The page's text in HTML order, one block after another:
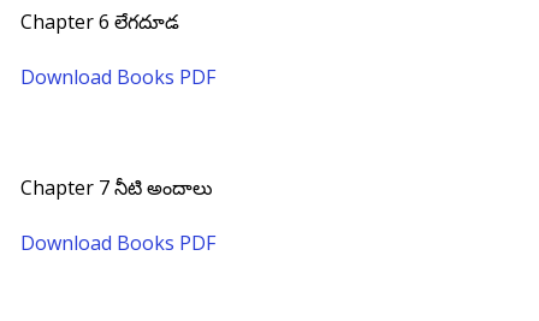
Chapter 6 లేగదూడ
Download Books PDF
Chapter 7 నీటి అందాలు
Download Books PDF